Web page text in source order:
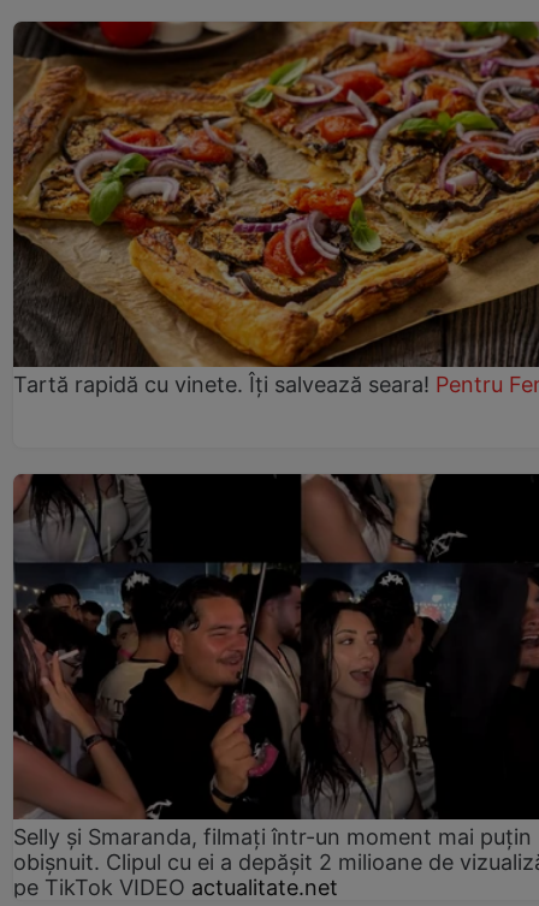
Tartă rapidă cu vinete. Îți salvează seara! Pentru
Selly și Smaranda, filmați într-un moment mai puțin
obișnuit. Clipul cu ei a depășit 2 milioane de
pe TikTok VIDEO actualitate.net